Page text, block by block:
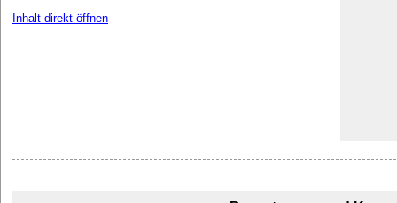
Inhalt direkt öffnen